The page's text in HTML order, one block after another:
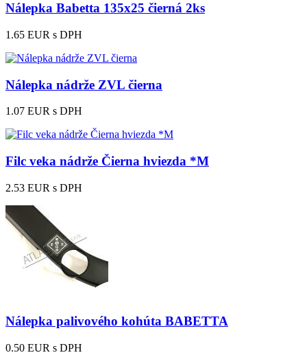
Nálepka Babetta 135x25 čierná 2ks
1.65 EUR s DPH
Nálepka nádrže ZVL čierna
1.07 EUR s DPH
Filc veka nádrže Čierna hviezda *M
2.53 EUR s DPH
Nálepka palivového kohúta BABETTA
0.50 EUR s DPH